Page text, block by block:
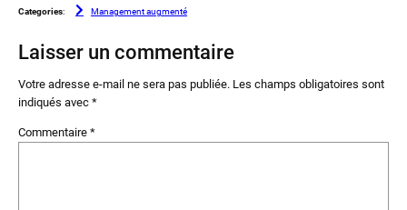
Categories: Management augmenté
Laisser un commentaire
Votre adresse e-mail ne sera pas publiée. Les champs obligatoires sont
indiqués avec *
Commentaire *